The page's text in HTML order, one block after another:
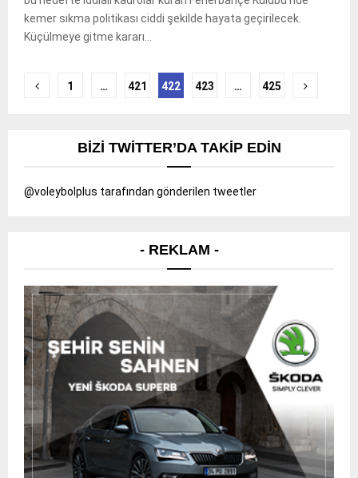
kemer sıkma politikası ciddi şekilde hayata geçirilecek.
Küçülmeye gitme kararı...
Yazı
1 … 421 422 423 … 425
BIZI TWITTER’DA TAKIP EDIN
@voleybolplus tarafından gönderilen tweetler
- REKLAM -